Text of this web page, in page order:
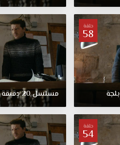
حلقة
58
مسلسل20دقيقة
حلقة
54